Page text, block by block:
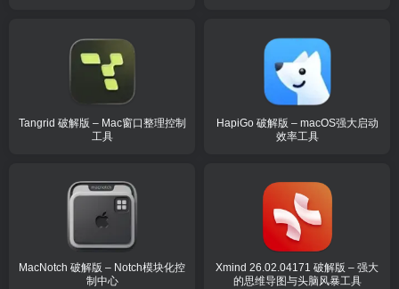
Tangrid 破解版 – Mac窗口整理控制
工具
HapiGo 破解版 – macOS强大启动
效率工具
MacNotch 破解版 – Notch模块化控
制中心
Xmind 26.02.04171 破解版 – 强大
的思维导图与头脑风暴工具